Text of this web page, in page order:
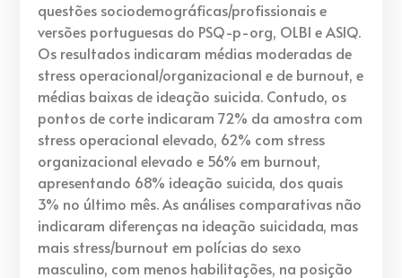
questões sociodemográficas/profissionais e
versões portuguesas do PSQ-p-org, OLBI e ASIQ.
Os resultados indicaram médias moderadas de
stress operacional/organizacional e de burnout, e
médias baixas de ideação suicida. Contudo, os
pontos de corte indicaram 72% da amostra com
stress operacional elevado, 62% com stress
organizacional elevado e 56% em burnout,
apresentando 68% ideação suicida, dos quais
3% no último mês. As análises comparativas não
indicaram diferenças na ideação suicidada, mas
mais stress/burnout em polícias do sexo
masculino, com menos habilitações, na posição